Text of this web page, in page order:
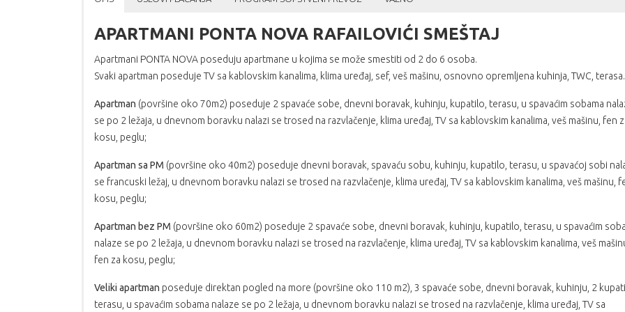
APARTMANI PONTA NOVA RAFAILOVIĆI SMEŠTAJ
Apartmani PONTA NOVA poseduju apartmane u kojima se može smestiti od 2 do 6 osoba.
Svaki apartman poseduje TV sa kablovskim kanalima, klima uređaj, sef, veš mašinu, osnovno opremljena kuhinja, TWC, terasa.
Apartman (površine oko 70m2) poseduje 2 spavaće sobe, dnevni boravak, kuhinju, kupatilo, terasu, u spavaćim sobama
se po 2 ležaja, u dnevnom boravku nalazi se trosed na razvlačenje, klima uređaj, TV sa kablovskim kanalima, veš mašinu, fen
kosu, peglu;
Apartman sa PM (površine oko 40m2) poseduje dnevni boravak, spavaću sobu, kuhinju, kupatilo, terasu, u spavaćoj sobi
se francuski ležaj, u dnevnom boravku nalazi se trosed na razvlačenje, klima uređaj, TV sa kablovskim kanalima, veš mašinu,
kosu, peglu;
Apartman bez PM (površine oko 60m2) poseduje 2 spavaće sobe, dnevni boravak, kuhinju, kupatilo, terasu, u spavaćim
nalaze se po 2 ležaja, u dnevnom boravku nalazi se trosed na razvlačenje, klima uređaj, TV sa kablovskim kanalima, veš
fen za kosu, peglu;
Veliki apartman poseduje direktan pogled na more (površine oko 110 m2), 3 spavaće sobe, dnevni boravak, kuhinju, 2
terasu, u spavaćim sobama nalaze se po 2 ležaja, u dnevnom boravku nalazi se trosed na razvlačenje, klima uređaj, TV sa